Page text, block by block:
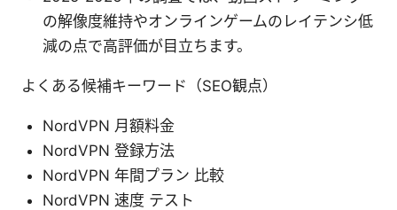
の解像度維持やオンラインゲームのレイテンシ低
減の点で高評価が目立ちます。
よくある候補キーワード（SEO観点）
NordVPN 月額料金
NordVPN 登録方法
NordVPN 年間プラン 比較
NordVPN 速度 テスト